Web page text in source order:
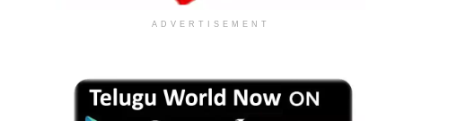
ADVERTISEMENT